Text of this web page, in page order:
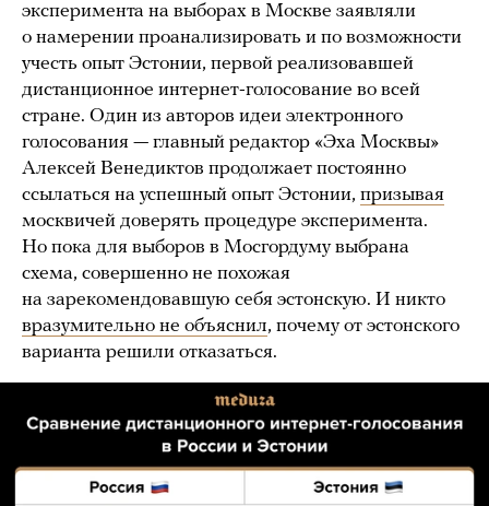
эксперимента на выборах в Москве заявляли
о намерении проанализировать и по возможности
учесть опыт Эстонии, первой реализовавшей
дистанционное интернет-голосование во всей
стране. Один из авторов идеи электронного
голосования — главный редактор «Эха Москвы»
Алексей Венедиктов продолжает постоянно
ссылаться на успешный опыт Эстонии, призывая
москвичей доверять процедуре эксперимента.
Но пока для выборов в Мосгордуму выбрана
схема, совершенно не похожая
на зарекомендовавшую себя эстонскую. И никто
вразумительно не объяснил, почему от эстонского
варианта решили отказаться.